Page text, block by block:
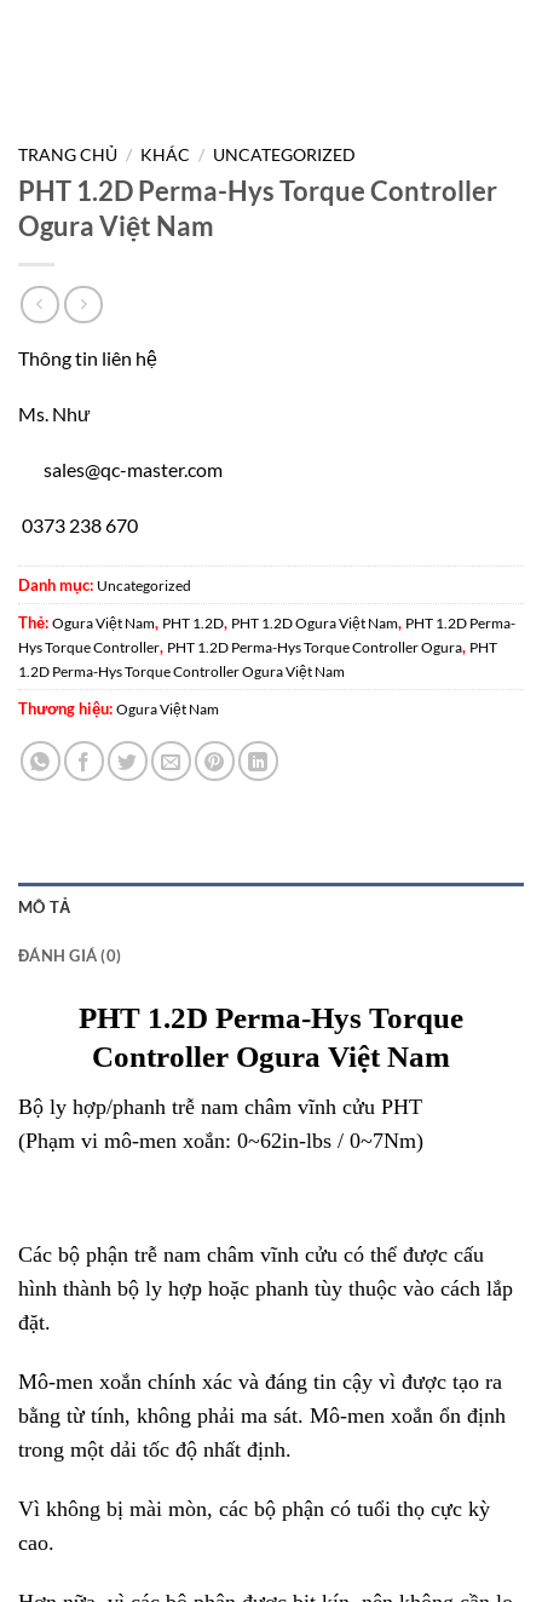
TRANG CHỦ / KHÁC / UNCATEGORIZED
PHT 1.2D Perma-Hys Torque Controller
Ogura Việt Nam
Thông tin liên hệ
Ms. Như
sales@qc-master.com
0373 238 670
Danh mục: Uncategorized
Thẻ: Ogura Việt Nam, PHT 1.2D, PHT 1.2D Ogura Việt Nam, PHT 1.2D Perma-
Hys Torque Controller, PHT 1.2D Perma-Hys Torque Controller Ogura, PHT
1.2D Perma-Hys Torque Controller Ogura Việt Nam
Thương hiệu: Ogura Việt Nam
MÔ TẢ
ĐÁNH GIÁ (0)
PHT 1.2D Perma-Hys Torque
Controller Ogura Việt Nam
Bộ ly hợp/phanh trễ nam châm vĩnh cửu PHT
(Phạm vi mô-men xoắn: 0~62in-lbs / 0~7Nm)
Các bộ phận trễ nam châm vĩnh cửu có thể được cấu
hình thành bộ ly hợp hoặc phanh tùy thuộc vào cách lắp
đặt.
Mô-men xoắn chính xác và đáng tin cậy vì được tạo ra
bằng từ tính, không phải ma sát. Mô-men xoắn ổn định
trong một dải tốc độ nhất định.
Vì không bị mài mòn, các bộ phận có tuổi thọ cực kỳ
cao.